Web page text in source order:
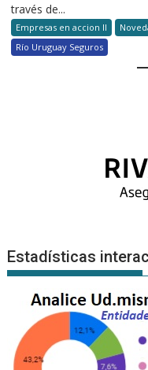
través de...
Empresas en accion II
Río Uruguay Seguros
Estadísticas